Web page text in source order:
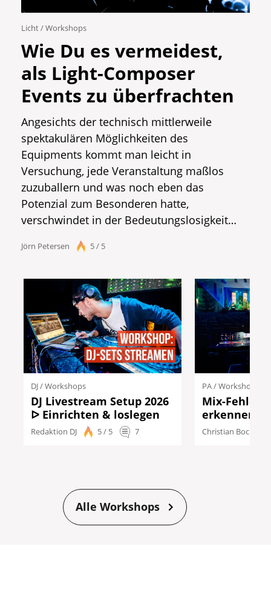
Licht/Workshops
Wie Du es vermeidest,
als Light-Composer
Events zu überfrachten
Angesichts der technisch mittlerweile
spektakulären Möglichkeiten des
Equipments kommt man leicht in
Versuchung, jede Veranstaltung maßlos
zuzuballern und was noch eben das
Potenzial zum Besonderen hatte,
verschwindet in der Bedeutungslosigkeit…
Jörn Petersen 5 / 5
DJ/Workshops
DJ Livestream Setup 2026
ᐅ Einrichten & loslegen
Redaktion DJ 5 / 5 7
PA/Workshops
Mix-Fehler
erkennen
Christian Boche
Alle Workshops